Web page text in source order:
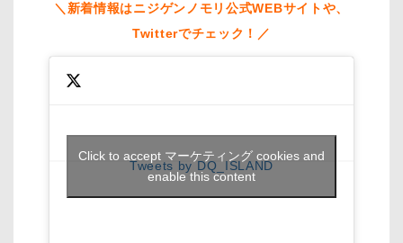
＼新着情報はニジゲンノモリ公式WEBサイトや、
Twitterでチェック！／
Tweets by DQ_ISLAND
Click to accept マーケティング cookies and
enable this content